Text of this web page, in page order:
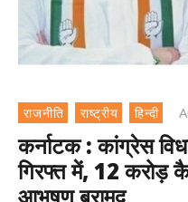
राजनीति राष्ट्रीय हिन्दी
कर्नाटक : कांग्रेस
गिरफ्त में, 12